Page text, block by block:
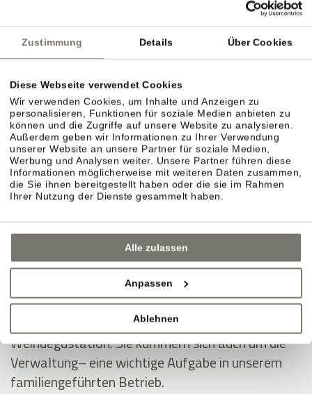
Zustimmung Details Über Cookies
Diese Webseite verwendet Cookies
Wir verwenden Cookies, um Inhalte und Anzeigen zu
personalisieren, Funktionen für soziale Medien anbieten zu
können und die Zugriffe auf unsere Website zu analysieren.
Außerdem geben wir Informationen zu Ihrer Verwendung
unserer Website an unsere Partner für soziale Medien,
Werbung und Analysen weiter. Unsere Partner führen diese
Informationen möglicherweise mit weiteren Daten zusammen,
die Sie ihnen bereitgestellt haben oder die sie im Rahmen
Ihrer Nutzung der Dienste gesammelt haben.
Alle zulassen
Anpassen
Ablehnen
Rosi besitzt einen ausgeprägten Sinn für Ästhetik.
ins Hotel und schafft stilvolle Dekorationen, auf
die uns die Gäste oft ansprechen.
Die Gastfreundschaft haben Rosi und Christine an
Anna weitergegeben. Sie betreut unsere Gäste mit
Freude, Geduld und Charme – auch in hektischen
Momenten.
Andreas und Thomas Nicolussi-Leck, arbeiten
meist hinter den Kulissen. Sie sind ein eingespieltes
Team in den Weinbergen und der Weinproduktion.
Mit unseren Gästen diskutieren sie gerne über
Wein und teilen ihr Wissen bei der wöchentlichen
Weindegustation. Sie kümmern sich auch um die
Verwaltung– eine wichtige Aufgabe in unserem
familiengeführten Betrieb.